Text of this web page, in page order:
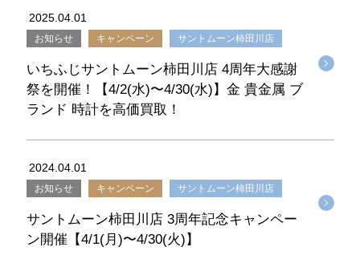
2025.04.01
お知らせ キャンペーン サントムーン柿田川店
いちふじサントムーン柿田川店 4周年大感謝
祭を開催！【4/2(水)〜4/30(水)】金 貴金属 ブ
ランド 時計を高価買取！
2024.04.01
お知らせ キャンペーン サントムーン柿田川店
サントムーン柿田川店 3周年記念キャンペー
ン開催【4/1(月)〜4/30(火)】